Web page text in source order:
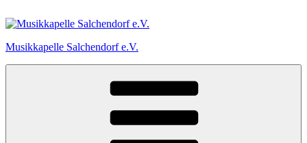
Inhalt
Musikkapelle Salchendorf e.V.